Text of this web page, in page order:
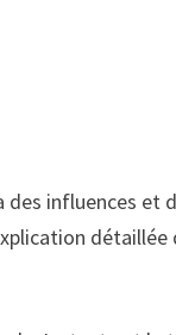
influences et